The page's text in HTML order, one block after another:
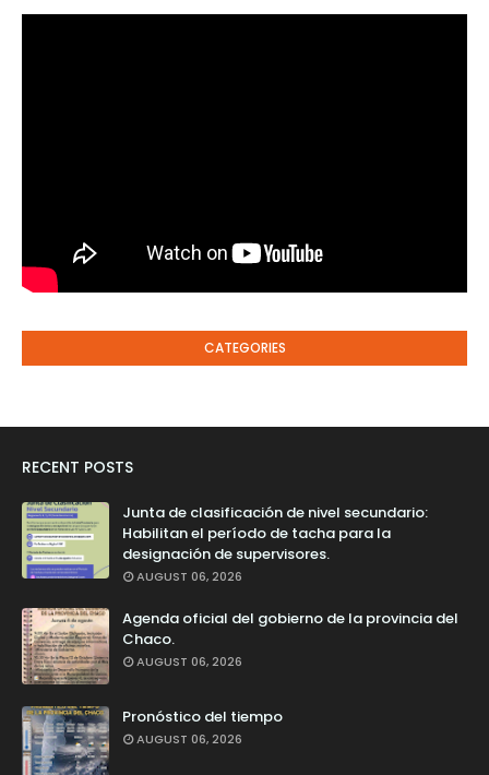
CATEGORIES
RECENT POSTS
Junta de clasificación de nivel secundario:
Habilitan el período de tacha para la
designación de supervisores.
AUGUST 06, 2026
Agenda oficial del gobierno de la provincia del
Chaco.
AUGUST 06, 2026
Pronóstico del tiempo
AUGUST 06, 2026